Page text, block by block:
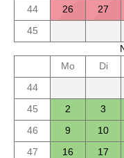
44
26 27
45
Mo
Di
44
45
2 3
46
9 10
47
16 17